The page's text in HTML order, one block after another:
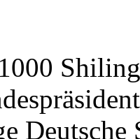
Deutsche